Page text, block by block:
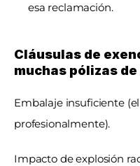
esa reclamación.
Cláusulas de
muchas pólizas
Embalaje insuficiente
profesionalmente).
Impacto de explosión